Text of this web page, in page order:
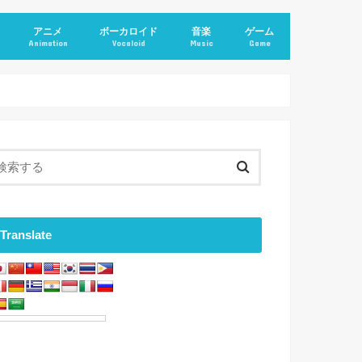
アニメ
Animation
ボーカロイド
Vocaloid
音楽
Music
ゲーム
Game
Translate